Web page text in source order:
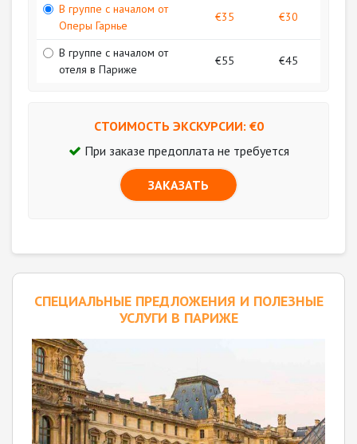
В группе с началом от
Оперы Гарнье
€35 €30
В группе с началом от
отеля в Париже
€55 €45
СТОИМОСТЬ ЭКСКУРСИИ: €0
При заказе предоплата не требуется
ЗАКАЗАТЬ
CПЕЦИАЛЬНЫЕ ПРЕДЛОЖЕНИЯ И ПОЛЕЗНЫЕ
УСЛУГИ В ПАРИЖЕ